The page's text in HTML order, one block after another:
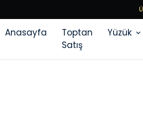
Anasayfa
Toptan
Satış
Yüzük